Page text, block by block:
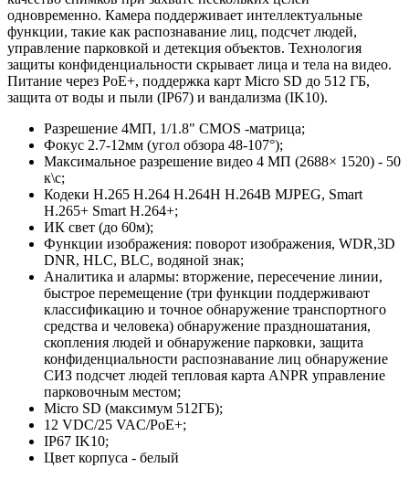
одновременно. Камера поддерживает интеллектуальные
функции, такие как распознавание лиц, подсчет людей,
управление парковкой и детекция объектов. Технология
защиты конфиденциальности скрывает лица и тела на видео.
Питание через PoE+, поддержка карт Micro SD до 512 ГБ,
защита от воды и пыли (IP67) и вандализма (IK10).
Разрешение 4МП, 1/1.8" CMOS -матрица;
Фокус 2.7-12мм (угол обзора 48-107°);
Максимальное разрешение видео 4 МП (2688× 1520) - 50
к\с;
Кодеки H.265 H.264 H.264H H.264B MJPEG, Smart
H.265+ Smart H.264+;
ИК свет (до 60м);
Функции изображения: поворот изображения, WDR,3D
DNR, HLC, BLC, водяной знак;
Аналитика и алармы: вторжение, пересечение линии,
быстрое перемещение (три функции поддерживают
классификацию и точное обнаружение транспортного
средства и человека) обнаружение праздношатания,
скопления людей и обнаружение парковки, защита
конфиденциальности распознавание лиц обнаружение
СИЗ подсчет людей тепловая карта ANPR управление
парковочным местом;
Micro SD (максимум 512ГБ);
12 VDC/25 VAC/PoE+;
IP67 IK10;
Цвет корпуса - белый